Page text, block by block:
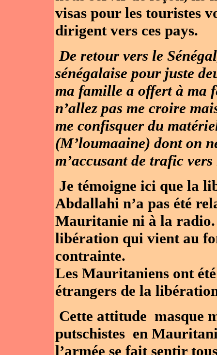
visas pour les touristes
dirigent vers ces pays.
De retour vers le
sénégalaise pour juste
ma famille a offert à ma
n’allez pas me croire
me confisquer du
(M’loumaaine) dont on
m’accusant de trafic
Je témoigne ici que la
Abdallahi n’a pas été
Mauritanie ni à la radio.
libération qui vient au
contrainte.
Les Mauritaniens ont
étrangers de la
Cette attitude masque
putschistes en
l’armée se fait sentir